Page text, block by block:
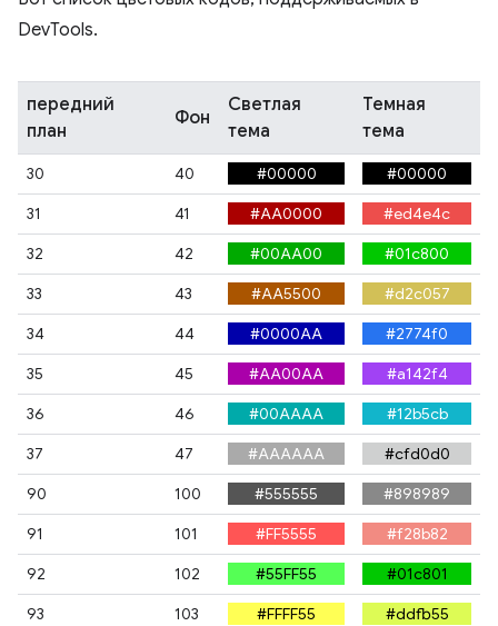
DevTools.
передний
план
Фон
Светлая
тема
Темная
тема
30 40 #00000
#00000
31
41 #AA0000
#ed4e4c
32
42 #00AA00
#01c800
33
43 #AA5500
#d2c057
34
44 #0000АА
#2774f0
35
45 #AA00AA
#a142f4
36
46 #00АААА
#12b5cb
37
47 #АААААА
#cfd0d0
90
100 #555555
#898989
91
101 #FF5555
#f28b82
92
102 #55FF55
#01c801
93
103 #FFFF55
#ddfb55